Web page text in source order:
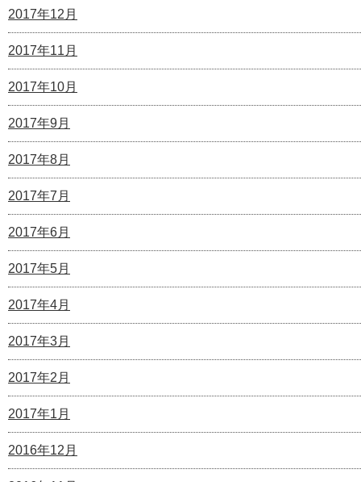
2017年12月
2017年11月
2017年10月
2017年9月
2017年8月
2017年7月
2017年6月
2017年5月
2017年4月
2017年3月
2017年2月
2017年1月
2016年12月